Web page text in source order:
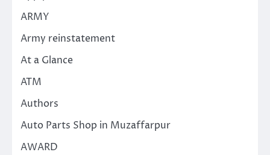
ARMY
Army reinstatement
At a Glance
ATM
Authors
Auto Parts Shop in Muzaffarpur
AWARD